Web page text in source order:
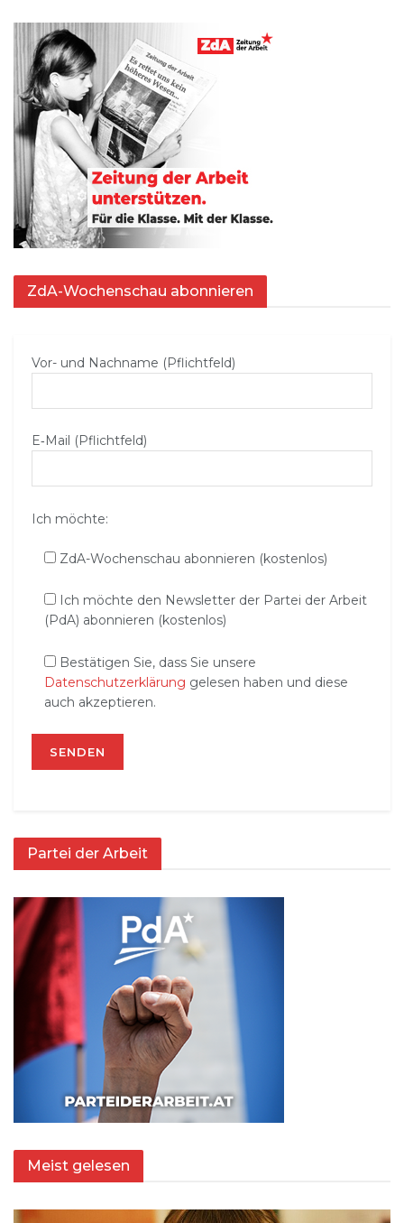
ZdA-Wochenschau abonnieren
Vor- und Nachname (Pflichtfeld)
E‑Mail (Pflichtfeld)
Ich möchte:
ZdA-Wochenschau abonnieren (kostenlos)
Ich möchte den Newsletter der Partei der Arbeit
(PdA) abonnieren (kostenlos)
Bestätigen Sie, dass Sie unsere
Datenschutzerklärung gelesen haben und diese
auch akzeptieren.
Partei der Arbeit
Meist gelesen